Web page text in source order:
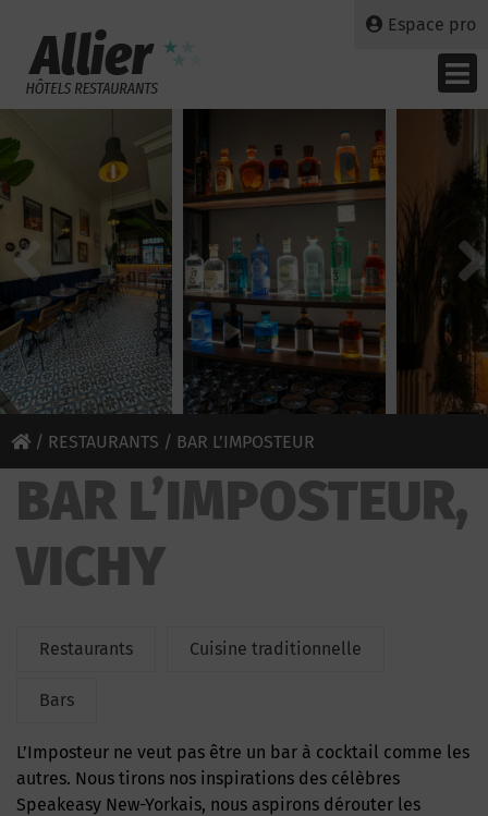
Espace pro
/ RESTAURANTS / BAR L’IMPOSTEUR
BAR L’IMPOSTEUR,
VICHY
Restaurants Cuisine traditionnelle
Bars
L’Imposteur ne veut pas être un bar à cocktail comme les
autres. Nous tirons nos inspirations des célèbres
Speakeasy New-Yorkais, nous aspirons dérouter les